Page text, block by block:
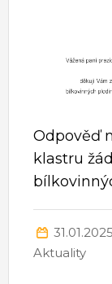
Odpověď
klastru
31.01.2025
Aktuality